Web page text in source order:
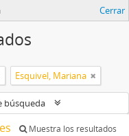
Cerrar
Esquivel, Mariana
búsqueda
Muestra los resultados